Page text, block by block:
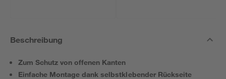
Beschreibung
Zum Schutz von offenen Kanten
Einfache Montage dank selbstklebender Rückseite